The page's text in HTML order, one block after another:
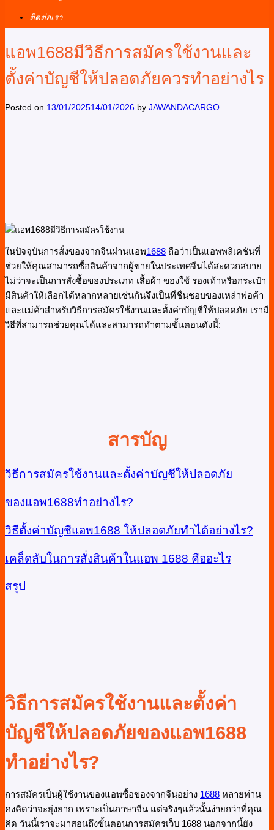
ติดต่อเรา
แอพ1688มีวิธีการสมัครใช้งานและ
ตั้งค่าบัญชีให้ปลอดภัยควรทำอย่างไร
Posted on 13/01/202514/01/2026 by JAWANDACARGO
ในปัจจุบันการสั่งของจากจีนผ่านแอพ1688 ถือว่าเป็นแอพพลิเคชันที่
ช่วยให้คุณสามารถซื้อสินค้าจากผู้ขายในประเทศจีนได้สะดวกสบาย
ไม่ว่าจะเป็นการสั่งซื้อของประเภท เสื้อผ้า ของใช้ รองเท้าหรือกระเป๋า
มีสินค้าให้เลือกได้หลากหลายเช่นกันจึงเป็นที่ชื่นชอบของเหล่าพ่อค้า
และแม่ค้าสำหรับวิธีการสมัครใช้งานและตั้งค่าบัญชีให้ปลอดภัย เรามี
วิธีที่สามารถช่วยคุณได้และสามารถทำตามขั้นตอนดังนี้:
สารบัญ
วิธีการสมัครใช้งานและตั้งค่าบัญชีให้ปลอดภัย
ของแอพ1688ทำอย่างไร?
วิธีตั้งค่าบัญชีแอพ1688 ให้ปลอดภัยทำได้อย่างไร?
เคล็ดลับในการสั่งสินค้าในแอพ 1688 คืออะไร
สรุป
วิธีการสมัครใช้งานและตั้งค่า
บัญชีให้ปลอดภัยของแอพ1688
ทำอย่างไร?
การสมัครเป็นผู้ใช้งานของแอพซื้อของจากจีนอย่าง 1688 หลายท่าน
คงคิดว่าจะยุ่งยาก เพราะเป็นภาษาจีน แต่จริงๆแล้วนั้นง่ายกว่าที่คุณ
คิด วันนี้เราจะมาสอนถึงขั้นตอนการสมัครเว็บ 1688 นอกจากนี้ยัง